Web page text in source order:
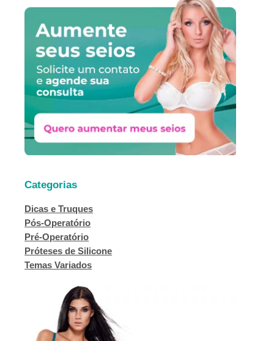
Categorias
Dicas e Truques
Pós-Operatório
Pré-Operatório
Próteses de Silicone
Temas Variados